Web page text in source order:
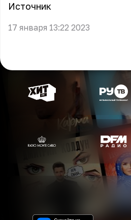
Источник
17 января 13:22 2023